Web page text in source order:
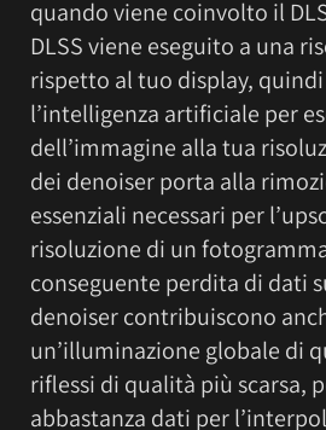
quando viene coinvolto il
DLSS viene eseguito a una
rispetto al tuo display,
l’intelligenza artificiale per
dell’immagine alla tua
dei denoiser porta alla
essenziali necessari per
risoluzione di un
conseguente perdita di dati
denoiser contribuiscono
un’illuminazione globale di
riflessi di qualità più scarsa,
abbastanza dati per